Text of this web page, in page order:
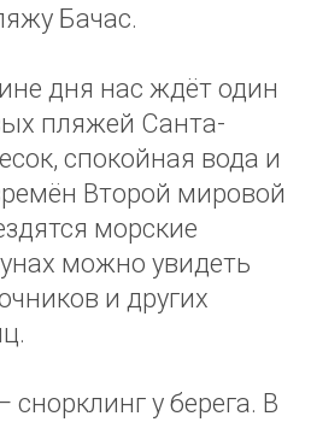
Бачас.
дня нас ждёт один
пляжей Санта-
спокойная вода и
Второй мировой
морские
можно увидеть
и других
снорклинг у берега. В